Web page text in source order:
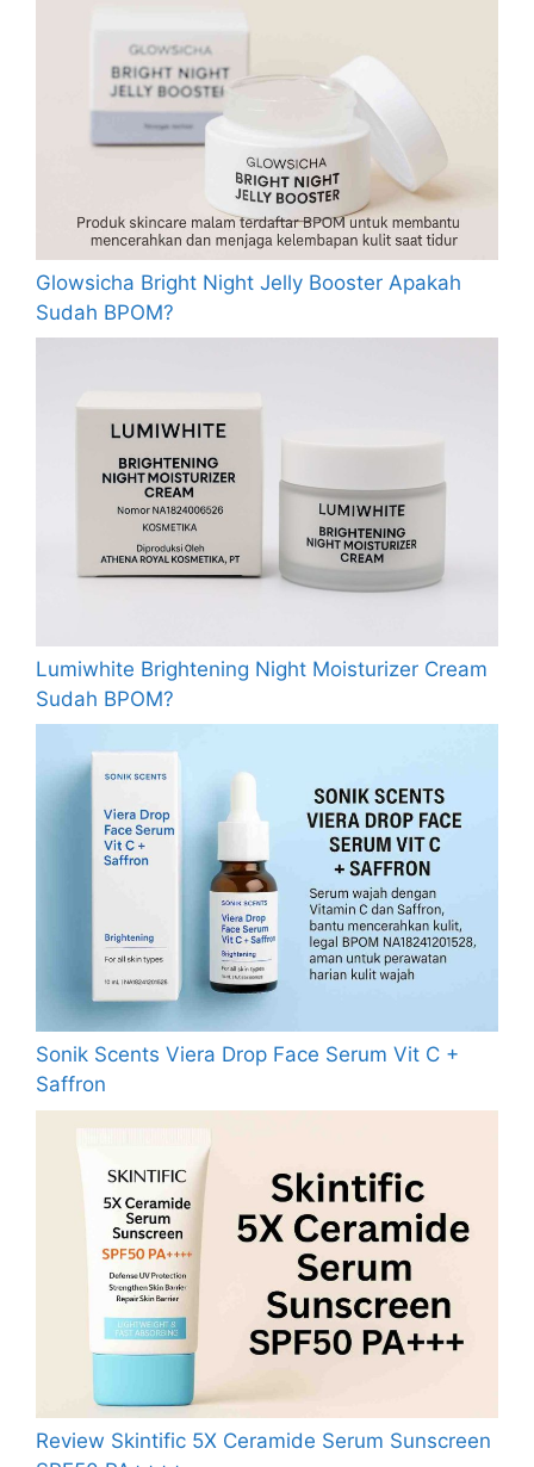
Glowsicha Bright Night Jelly Booster Apakah
Sudah BPOM?
Lumiwhite Brightening Night Moisturizer Cream
Sudah BPOM?
Sonik Scents Viera Drop Face Serum Vit C +
Saffron
Review Skintific 5X Ceramide Serum Sunscreen